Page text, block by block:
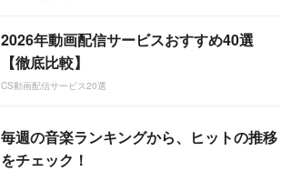
2026年動画配信サービスおすすめ40選
【徹底比較】
CS動画配信サービス20選
毎週の音楽ランキングから、ヒットの推移
をチェック！